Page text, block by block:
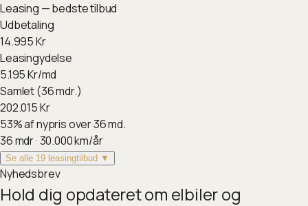
Leasing — bedste tilbud
Udbetaling
14.995Kr
Leasingydelse
5.195Kr/md
Samlet (36 mdr.)
202.015Kr
53%af nypris over 36 md.
36mdr ·30.000km/år
Se alle 19 leasingtilbud ▼
Nyhedsbrev
Hold dig opdateret om elbiler og